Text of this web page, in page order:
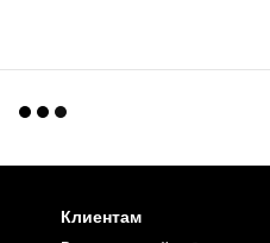
Клиентам